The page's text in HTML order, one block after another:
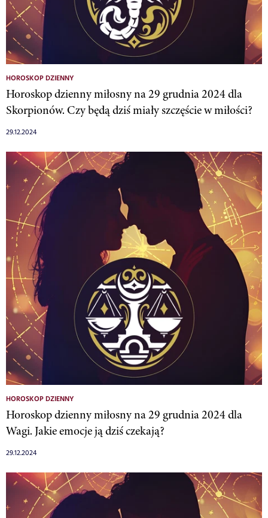
HOROSKOP DZIENNY
Horoskop dzienny miłosny na 29 grudnia 2024 dla
Skorpionów. Czy będą dziś miały szczęście w miłości?
29.12.2024
HOROSKOP DZIENNY
Horoskop dzienny miłosny na 29 grudnia 2024 dla
Wagi. Jakie emocje ją dziś czekają?
29.12.2024